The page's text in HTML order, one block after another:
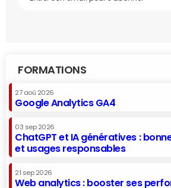
FORMATIONS
27 aoû 2026
Google Analytics GA4
03 sep 2026
ChatGPT et IA génératives :
et usages responsables
21 sep 2026
Web analytics : booster ses